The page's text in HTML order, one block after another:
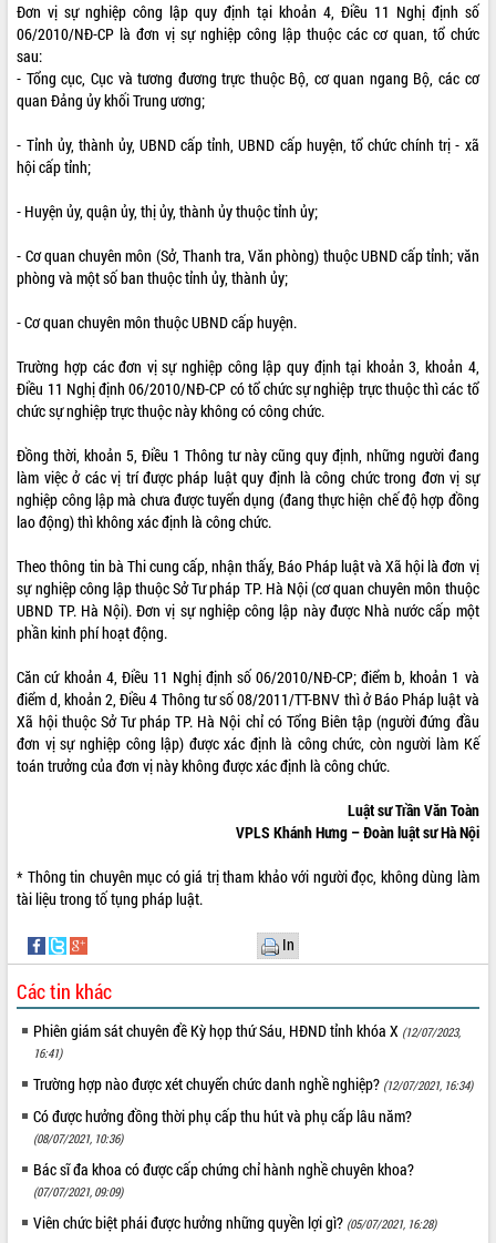
Đơn vị sự nghiệp công lập quy định tại khoản 4, Điều 11 Nghị định số
06/2010/NĐ-CP là đơn vị sự nghiệp công lập thuộc các cơ quan, tổ chức
sau:
- Tổng cục, Cục và tương đương trực thuộc Bộ, cơ quan ngang Bộ, các cơ
quan Đảng ủy khối Trung ương;
- Tỉnh ủy, thành ủy, UBND cấp tỉnh, UBND cấp huyện, tổ chức chính trị - xã
hội cấp tỉnh;
- Huyện ủy, quận ủy, thị ủy, thành ủy thuộc tỉnh ủy;
- Cơ quan chuyên môn (Sở, Thanh tra, Văn phòng) thuộc UBND cấp tỉnh; văn
phòng và một số ban thuộc tỉnh ủy, thành ủy;
- Cơ quan chuyên môn thuộc UBND cấp huyện.
Trường hợp các đơn vị sự nghiệp công lập quy định tại khoản 3, khoản 4,
Điều 11 Nghị định 06/2010/NĐ-CP có tổ chức sự nghiệp trực thuộc thì các tổ
chức sự nghiệp trực thuộc này không có công chức.
Đồng thời, khoản 5, Điều 1 Thông tư này cũng quy định, những người đang
làm việc ở các vị trí được pháp luật quy định là công chức trong đơn vị sự
nghiệp công lập mà chưa được tuyển dụng (đang thực hiện chế độ hợp đồng
lao động) thì không xác định là công chức.
Theo thông tin bà Thi cung cấp, nhận thấy, Báo Pháp luật và Xã hội là đơn vị
sự nghiệp công lập thuộc Sở Tư pháp TP. Hà Nội (cơ quan chuyên môn thuộc
UBND TP. Hà Nội). Đơn vị sự nghiệp công lập này được Nhà nước cấp một
phần kinh phí hoạt động.
Căn cứ khoản 4, Điều 11 Nghị định số 06/2010/NĐ-CP; điểm b, khoản 1 và
điểm d, khoản 2, Điều 4 Thông tư số 08/2011/TT-BNV thì ở Báo Pháp luật và
Xã hội thuộc Sở Tư pháp TP. Hà Nội chỉ có Tổng Biên tập (người đứng đầu
đơn vị sự nghiệp công lập) được xác định là công chức, còn người làm Kế
toán trưởng của đơn vị này không được xác định là công chức.
Luật sư Trần Văn Toàn
VPLS Khánh Hưng – Đoàn luật sư Hà Nội
* Thông tin chuyên mục có giá trị tham khảo với người đọc, không dùng làm
tài liệu trong tố tụng pháp luật.
In
Các tin khác
Phiên giám sát chuyên đề Kỳ họp thứ Sáu, HĐND tỉnh khóa X (12/07/2023,
16:41)
Trường hợp nào được xét chuyển chức danh nghề nghiệp? (12/07/2021, 16:34)
Có được hưởng đồng thời phụ cấp thu hút và phụ cấp lâu năm?
(08/07/2021, 10:36)
Bác sĩ đa khoa có được cấp chứng chỉ hành nghề chuyên khoa?
(07/07/2021, 09:09)
Viên chức biệt phái được hưởng những quyền lợi gì? (05/07/2021, 16:28)